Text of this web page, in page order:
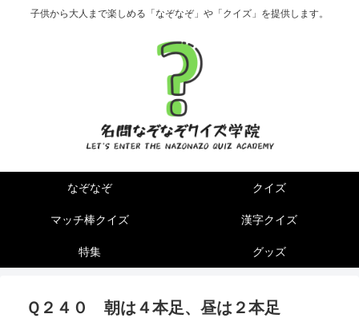
子供から大人まで楽しめる「なぞなぞ」や「クイズ」を提供します。
なぞなぞ クイズ
マッチ棒クイズ 漢字クイズ
特集 グッズ
Ｑ２４０ 朝は４本足、昼は２本足